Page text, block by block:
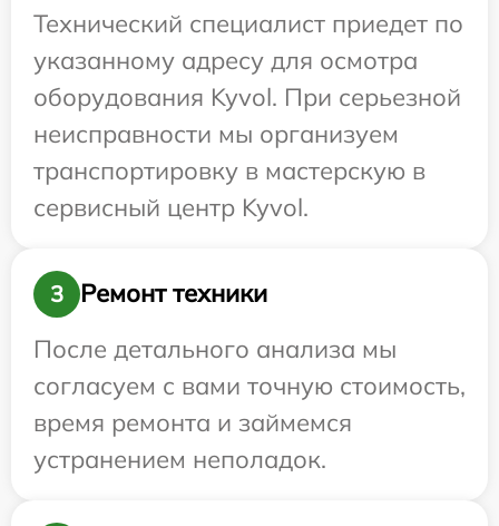
Технический специалист приедет по
указанному адресу для осмотра
оборудования Kyvol. При серьезной
неисправности мы организуем
транспортировку в мастерскую в
сервисный центр Kyvol.
3
Ремонт техники
После детального анализа мы
согласуем с вами точную стоимость,
время ремонта и займемся
устранением неполадок.